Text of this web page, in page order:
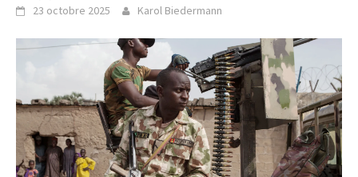
23 octobre 2025 Karol Biedermann